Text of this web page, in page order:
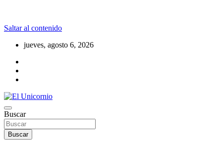
Saltar al contenido
jueves, agosto 6, 2026
El Unicornio
La realidad supera la fantasía
Buscar
Buscar